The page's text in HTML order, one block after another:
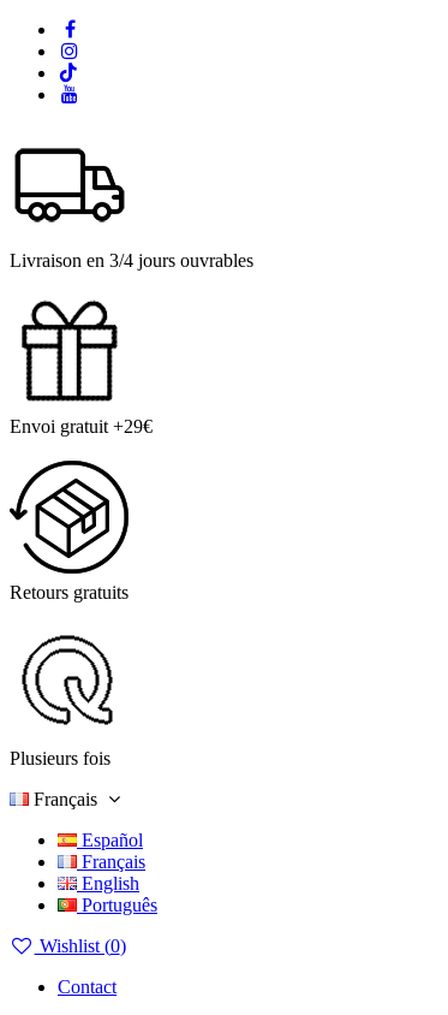
Livraison en 3/4 jours ouvrables
Envoi gratuit +29€
Retours gratuits
Plusieurs fois
Français
Español
Français
English
Português
Wishlist (0)
Contact